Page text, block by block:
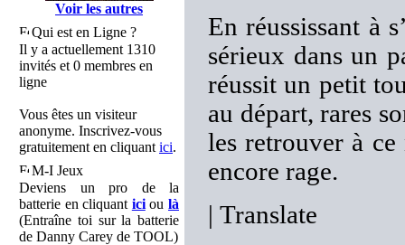
Voir les autres
Qui est en Ligne ?
Il y a actuellement 1310
invités et 0 membres en
ligne
Vous êtes un visiteur
anonyme. Inscrivez-vous
gratuitement en cliquant ici.
M-I Jeux
Deviens un pro de la
batterie en cliquant icioulà
(Entraîne toi sur la batterie
de Danny Carey de TOOL)
En réussissant à
sérieux dans un
réussit un petit
au départ, rares
les retrouver à
encore rage.
| Translate